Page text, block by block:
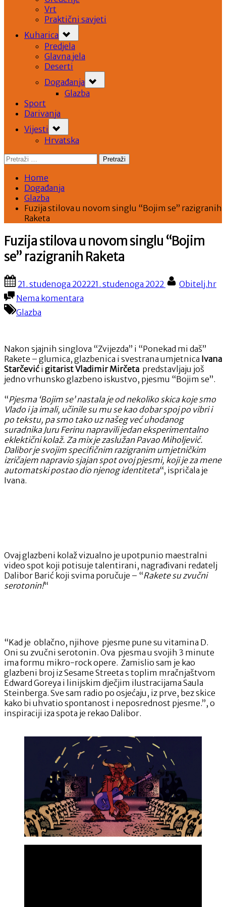
Vrt
Praktični savjeti
Kuharica
sub-
menu
Predjela
Glavna jela
Deserti
Događanja
sub-
menu
Glazba
Sport
Darivanja
Vijesti
sub-
menu
Hrvatska
Pretraži:
Home
Događanja
Glazba
Fuzija stilova u novom singlu “Bojim se” razigranih
Raketa
Fuzija stilova u novom singlu “Bojim
se” razigranih Raketa
Posted
on
21. studenoga 202221. studenoga 2022 By
Obitelj.hr
Nema komentara
Fuzija
singlu
“Bojim
se”
razigranih
Raketa
Glazba
Nakon sjajnih singlova “Zvijezda” i “Ponekad mi daš”
Rakete – glumica, glazbenica i svestrana umjetnica Ivana
Starčević i gitarist Vladimir Mirčeta predstavljaju još
jedno vrhunsko glazbeno iskustvo, pjesmu “Bojim se”.
“Pjesma ‘Bojim se’ nastala je od nekoliko skica koje smo
Vlado i ja imali, učinile su mu se kao dobar spoj po vibri i
po tekstu, pa smo tako uz našeg već uhodanog
suradnika Juru Ferinu napravili jedan eksperimentalno
eklektični kolaž. Za mix je zaslužan Pavao Miholjević.
Dalibor je svojim specifičnim razigranim umjetničkim
izričajem napravio sjajan spot ovoj pjesmi, koji je za mene
automatski postao dio njenog identiteta“, ispričala je
Ivana.
Ovaj glazbeni kolaž vizualno je upotpunio maestralni
video spot koji potisuje talentirani, nagrađivani redatelj
Dalibor Barić koji svima poručuje – “Rakete su zvučni
serotonin!“
“Kad je oblačno, njihove pjesme pune su vitamina D.
Oni su zvučni serotonin. Ova pjesma u svojih 3 minute
ima formu mikro-rock opere. Zamislio sam je kao
glazbeni broj iz Sesame Streeta s toplim mračnjaštvom
Edward Goreya i linijskim dječjim ilustracijama Saula
Steinberga. Sve sam radio po osjećaju, iz prve, bez skice
kako bi uhvatio spontanost i neposrednost pjesme.”, o
inspiraciji iza spota je rekao Dalibor.